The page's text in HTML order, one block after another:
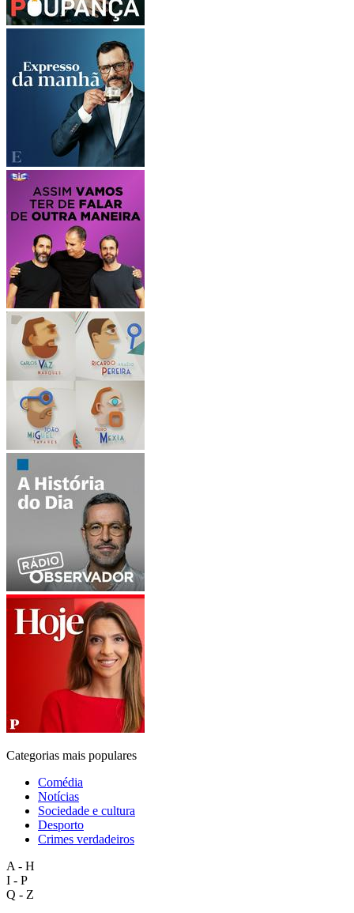
Categorias mais populares
Comédia
Notícias
Sociedade e cultura
Desporto
Crimes verdadeiros
A - H
I - P
Q - Z